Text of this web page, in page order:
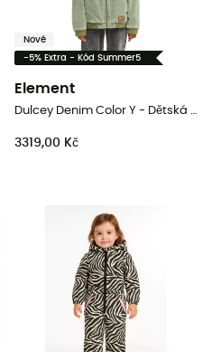
Nové
-5% Extra - Kód Summer5
Element
Dulcey Denim Color Y - Dětská bunda
3319,00 Kč